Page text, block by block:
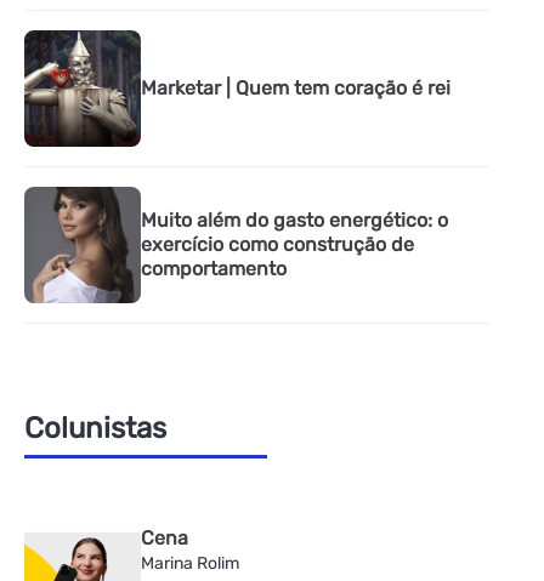
Marketar | Quem tem coração é rei
Muito além do gasto energético: o
exercício como construção de
comportamento
Colunistas
Cena
Marina Rolim